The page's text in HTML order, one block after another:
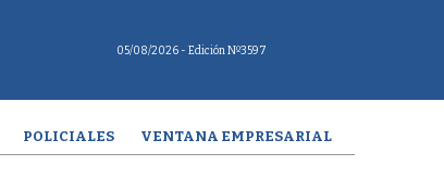
05/08/2026 - Edición Nº3597
POLICIALES VENTANA EMPRESARIAL